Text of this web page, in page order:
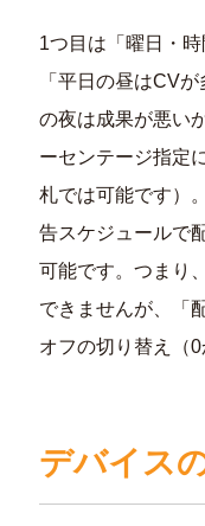
1つ目は「曜日・
「平日の昼はCV
の夜は成果が悪い
ーセンテージ指定
札では可能です）
告スケジュールで
可能です。つまり
できませんが、「
オフの切り替え（
デバイス